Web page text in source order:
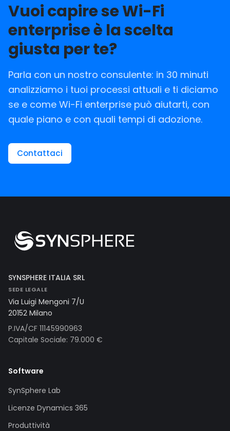
Vuoi capire se Wi-Fi
enterprise è la scelta
giusta per te?
Parla con un nostro consulente: in 30 minuti
analizziamo i tuoi processi attuali e ti diciamo
se e come Wi-Fi enterprise può aiutarti, con
quale piano e con quali tempi di adozione.
Contattaci
SYNSPHERE ITALIA SRL
SEDE LEGALE
Via Luigi Mengoni 7/U
20152 Milano
P.IVA/CF 11145990963
Capitale Sociale: 79.000 €
Software
SynSphere Lab
Licenze Dynamics 365
Produttività